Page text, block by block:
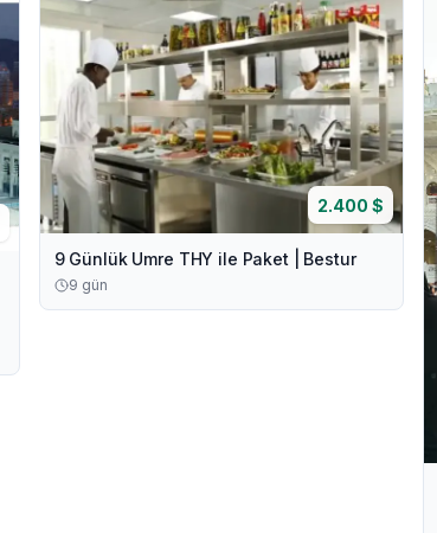
2.400 $
9 Günlük Umre THY ile Paket | Bestur
9 gün